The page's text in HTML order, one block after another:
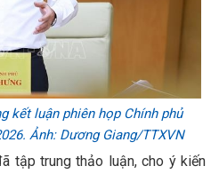
kết luận phiên họp Chính phủ
Ảnh: Dương Giang/TTXVN
tập trung thảo luận, cho ý kiến